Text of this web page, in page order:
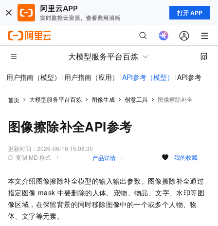
打开 APP
大模型服务平台百炼
用户指南（模型） 用户指南（应用） API参考（模型） API参考（应
首页 大模型服务平台百炼 图像生成 创意工具 图像擦除补全
图像擦除补全API参考
更新时间： 2026-06-16 15:08:30
复制 MD 格式
产品详情 我的收藏
本文介绍图像擦除补全模型的输入输出参数。图像擦除补全通过
指定图像 mask 中要删除的人体、宠物、物品、文字、水印等图
像区域，在保留背景的同时移除图像中的一个或多个人物、物
体、文字等元素。